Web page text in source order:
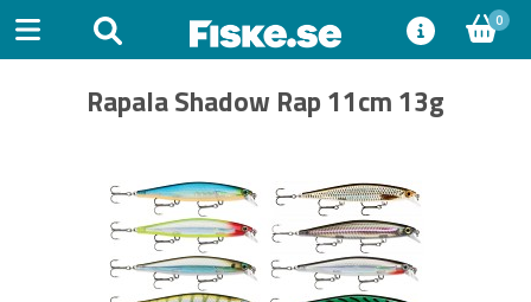
0
Rapala Shadow Rap 11cm 13g
Previous